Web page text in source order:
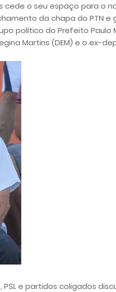
cede o seu espaço para o
da chapa do PTN e
político do Prefeito Paulo
Martins (DEM) e o ex-
e partidos coligados